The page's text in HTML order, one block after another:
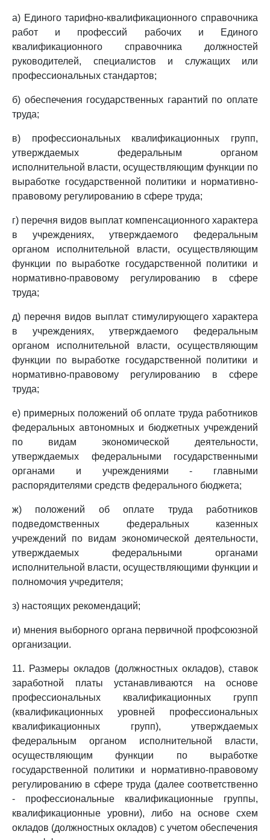
а) Единого тарифно-квалификационного справочника
работ и профессий рабочих и Единого
квалификационного справочника должностей
руководителей, специалистов и служащих или
профессиональных стандартов;
б) обеспечения государственных гарантий по оплате
труда;
в) профессиональных квалификационных групп,
утверждаемых федеральным органом
исполнительной власти, осуществляющим функции по
выработке государственной политики и нормативно-
правовому регулированию в сфере труда;
г) перечня видов выплат компенсационного характера
в учреждениях, утверждаемого федеральным
органом исполнительной власти, осуществляющим
функции по выработке государственной политики и
нормативно-правовому регулированию в сфере
труда;
д) перечня видов выплат стимулирующего характера
в учреждениях, утверждаемого федеральным
органом исполнительной власти, осуществляющим
функции по выработке государственной политики и
нормативно-правовому регулированию в сфере
труда;
е) примерных положений об оплате труда работников
федеральных автономных и бюджетных учреждений
по видам экономической деятельности,
утверждаемых федеральными государственными
органами и учреждениями - главными
распорядителями средств федерального бюджета;
ж) положений об оплате труда работников
подведомственных федеральных казенных
учреждений по видам экономической деятельности,
утверждаемых федеральными органами
исполнительной власти, осуществляющими функции и
полномочия учредителя;
з) настоящих рекомендаций;
и) мнения выборного органа первичной профсоюзной
организации.
11. Размеры окладов (должностных окладов), ставок
заработной платы устанавливаются на основе
профессиональных квалификационных групп
(квалификационных уровней профессиональных
квалификационных групп), утверждаемых
федеральным органом исполнительной власти,
осуществляющим функции по выработке
государственной политики и нормативно-правовому
регулированию в сфере труда (далее соответственно
- профессиональные квалификационные группы,
квалификационные уровни), либо на основе схем
окладов (должностных окладов) с учетом обеспечения